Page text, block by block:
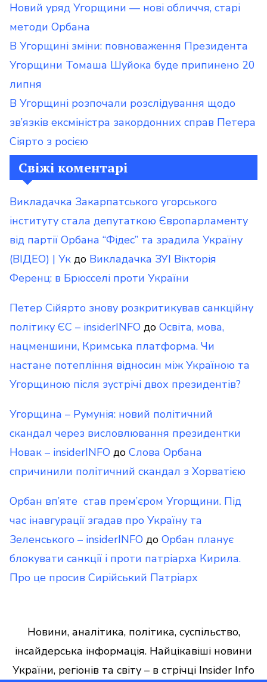
Новий уряд Угорщини — нові обличчя, старі
методи Орбана
В Угорщині зміни: повноваження Президента
Угорщини Томаша Шуйока буде припинено 20
липня
В Угорщині розпочали розслідування щодо
зв’язків ексміністра закордонних справ Петера
Сіярто з росією
Свіжі коментарі
Викладачка Закарпатського угорського
інституту стала депутаткою Європарламенту
від партії Орбана “Фідес” та зрадила Україну
(ВІДЕО) | Ук до Викладачка ЗУІ Вікторія
Ференц: в Брюсселі проти України
Петер Сійярто знову розкритикував санкційну
політику ЄС – insiderINFO до Освіта, мова,
нацменшини, Кримська платформа. Чи
настане потепління відносин між Україною та
Угорщиною після зустрічі двох президентів?
Угорщина – Румунія: новий політичний
скандал через висловлювання президентки
Новак – insiderINFO до Слова Орбана
спричинили політичний скандал з Хорватією
Орбан вп’яте став прем’єром Угорщини. Під
час інавгурації згадав про Україну та
Зеленського – insiderINFO до Орбан планує
блокувати санкції і проти патріарха Кирила.
Про це просив Сирійський Патріарх
Новини, аналітика, політика, суспільство,
інсайдерська інформація. Найцікавіші новини
України, регіонів та світу – в стрічці Insider Info